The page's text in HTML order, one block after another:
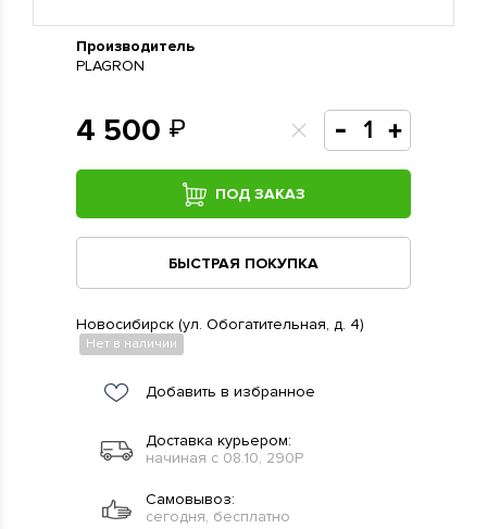
Производитель
PLAGRON
4 500
ПОД ЗАКАЗ
БЫСТРАЯ ПОКУПКА
Новосибирск (ул. Обогатительная, д. 4)
Нет в наличии
Добавить в избранное
Доставка курьером:
начиная с 08.10, 290Р
Самовывоз:
сегодня, бесплатно